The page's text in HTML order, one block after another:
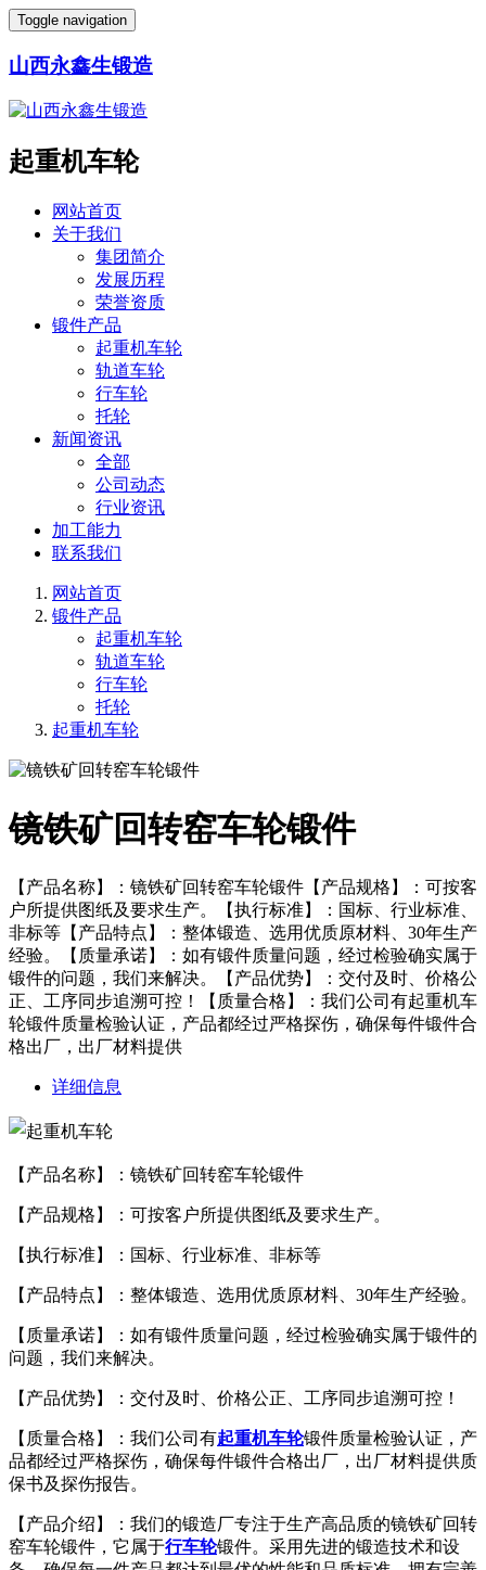
Toggle navigation
山西永鑫生锻造
起重机车轮
网站首页
关于我们
集团简介
发展历程
荣誉资质
锻件产品
起重机车轮
轨道车轮
行车轮
托轮
新闻资讯
全部
公司动态
行业资讯
加工能力
联系我们
网站首页
锻件产品
起重机车轮
轨道车轮
行车轮
托轮
起重机车轮
镜铁矿回转窑车轮锻件
【产品名称】：镜铁矿回转窑车轮锻件【产品规格】：可按客
户所提供图纸及要求生产。【执行标准】：国标、行业标准、
非标等【产品特点】：整体锻造、选用优质原材料、30年生产
经验。【质量承诺】：如有锻件质量问题，经过检验确实属于
锻件的问题，我们来解决。【产品优势】：交付及时、价格公
正、工序同步追溯可控！【质量合格】：我们公司有起重机车
轮锻件质量检验认证，产品都经过严格探伤，确保每件锻件合
格出厂，出厂材料提供
详细信息
【产品名称】：镜铁矿回转窑车轮锻件
【产品规格】：可按客户所提供图纸及要求生产。
【执行标准】：国标、行业标准、非标等
【产品特点】：整体锻造、选用优质原材料、30年生产经验。
【质量承诺】：如有锻件质量问题，经过检验确实属于锻件的
问题，我们来解决。
【产品优势】：交付及时、价格公正、工序同步追溯可控！
【质量合格】：我们公司有起重机车轮锻件质量检验认证，产
品都经过严格探伤，确保每件锻件合格出厂，出厂材料提供质
保书及探伤报告。
【产品介绍】：我们的锻造厂专注于生产高品质的镜铁矿回转
窑车轮锻件，它属于行车轮锻件。采用先进的锻造技术和设